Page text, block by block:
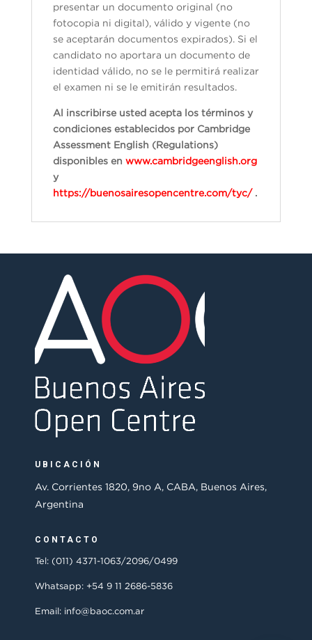
presentar un documento original (no
fotocopia ni digital), válido y vigente (no
se aceptarán documentos expirados). Si el
candidato no aportara un documento de
identidad válido, no se le permitirá realizar
el examen ni se le emitirán resultados.
Al inscribirse usted acepta los términos y
condiciones establecidos por Cambridge
Assessment English (Regulations)
disponibles en www.cambridgeenglish.org
y
https://buenosairesopencentre.com/tyc/.
UBICACIÓN
Av. Corrientes 1820, 9no A, CABA, Buenos Aires,
Argentina
CONTACTO
Tel: (011) 4371-1063/2096/0499
Whatsapp: +54 9 11 2686-5836
Email: info@baoc.com.ar